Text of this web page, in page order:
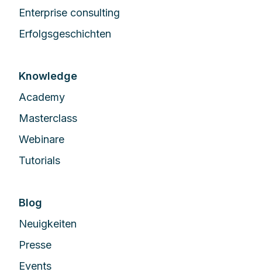
Enterprise сonsulting
Erfolgsgeschichten
Knowledge
Academy
Masterclass
Webinare
Tutorials
Blog
Neuigkeiten
Presse
Events